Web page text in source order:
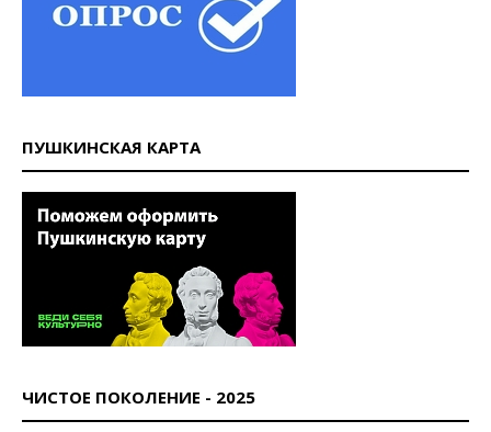
ПУШКИНСКАЯ КАРТА
ЧИСТОЕ ПОКОЛЕНИЕ - 2025